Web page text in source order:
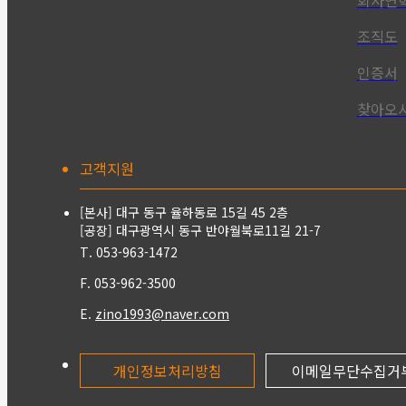
조직도
인증서
찾아오
고객지원
[본사] 대구 동구 율하동로 15길 45 2층
[공장] 대구광역시 동구 반야월북로11길 21-7
T. 053-963-1472
F. 053-962-3500
E. zino1993@naver.com
개인정보처리방침 이메일무단수집거